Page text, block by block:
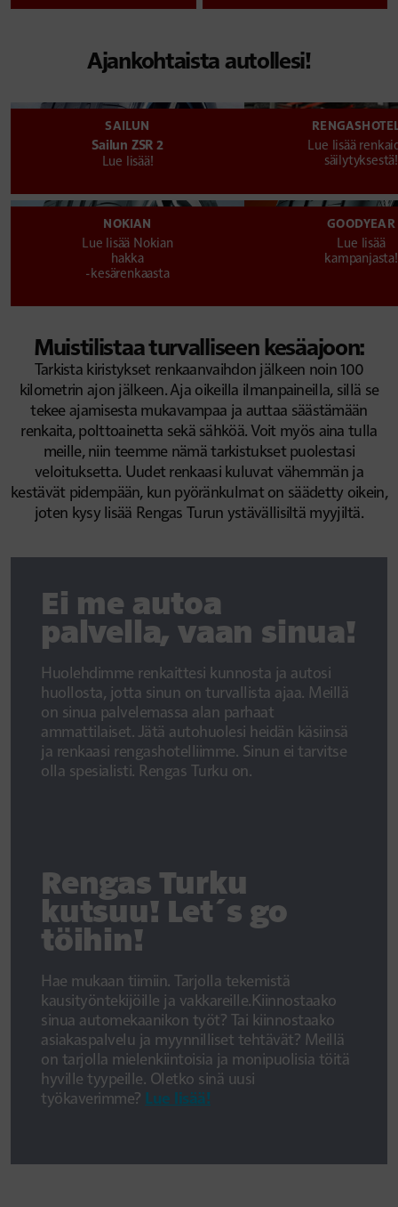
Ajankohtaista autollesi!
SAILUN
Sailun ZSR 2
Lue lisää!
Lue lisää
säilytyksestä!
NOKIAN
Lue lisää Nokian
hakka
-kesärenkaasta
GOODYEAR
Lue lisää
kampanjasta!
Muistilistaa turvalliseen kesäajoon:
Tarkista kiristykset renkaanvaihdon jälkeen noin 100
kilometrin ajon jälkeen. Aja oikeilla ilmanpaineilla, sillä se
tekee ajamisesta mukavampaa ja auttaa säästämään
renkaita, polttoainetta sekä sähköä. Voit myös aina tulla
meille, niin teemme nämä tarkistukset puolestasi
veloituksetta. Uudet renkaasi kuluvat vähemmän ja
kestävät pidempään, kun pyöränkulmat on säädetty oikein,
joten kysy lisää Rengas Turun ystävällisiltä myyjiltä.
Ei me autoa
palvella, vaan sinua!
Huolehdimme renkaittesi kunnosta ja autosi
huollosta, jotta sinun on turvallista ajaa. Meillä
on sinua palvelemassa alan parhaat
ammattilaiset. Jätä autohuolesi heidän käsiinsä
ja renkaasi rengashotelliimme. Sinun ei tarvitse
olla spesialisti. Rengas Turku on.
Rengas Turku
kutsuu! Let´s go
töihin!
Hae mukaan tiimiin. Tarjolla tekemistä
kausityöntekijöille ja vakkareille.Kiinnostaako
sinua automekaanikon työt? Tai kiinnostaako
asiakaspalvelu ja myynnilliset tehtävät? Meillä
on tarjolla mielenkiintoisia ja monipuolisia töitä
hyville tyypeille. Oletko sinä uusi
työkaverimme? Lue lisää!